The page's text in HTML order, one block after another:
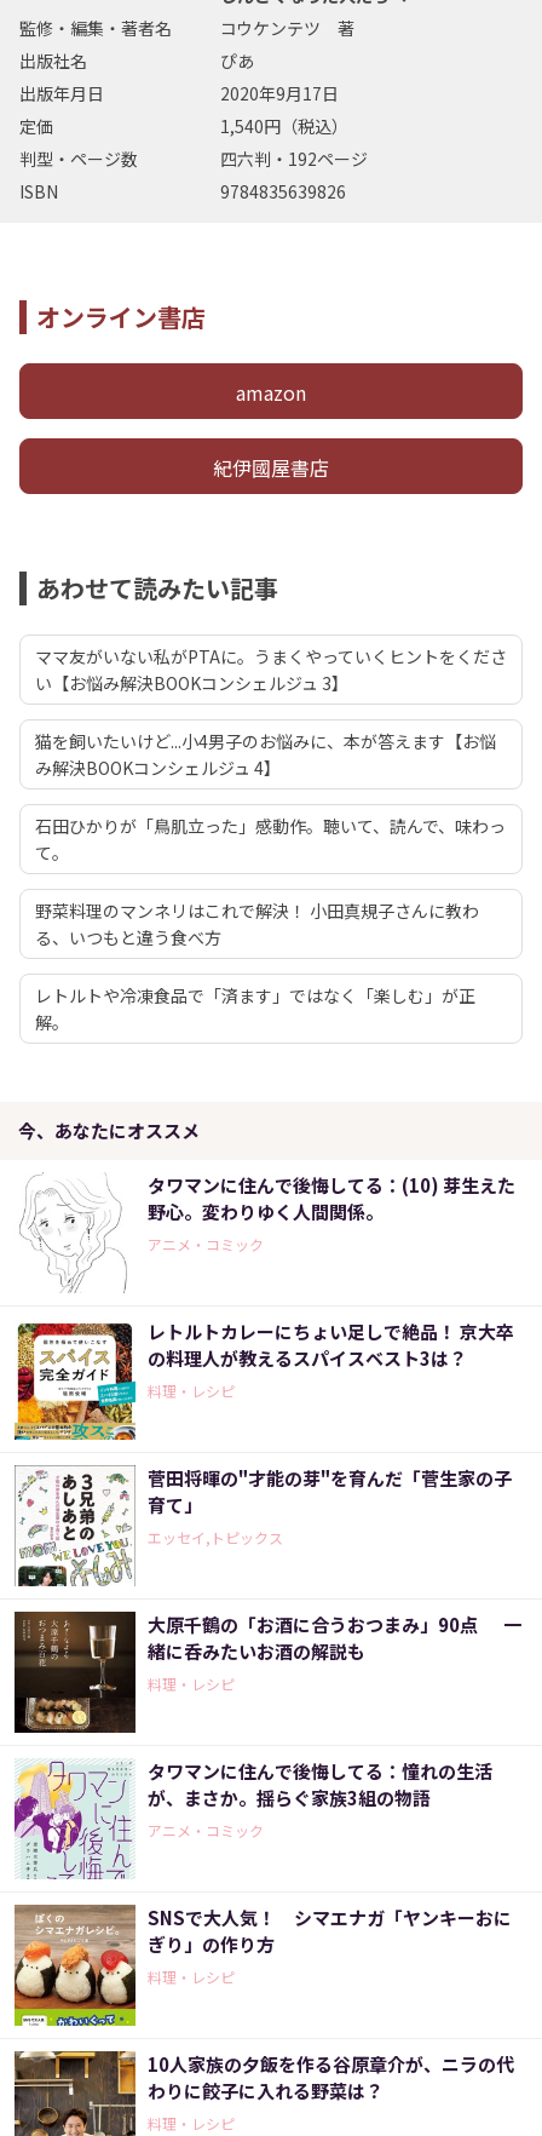
監修・編集・著者名
コウケンテツ 著
出版社名
ぴあ
出版年月日
2020年9月17日
定価
1,540円（税込）
判型・ページ数
四六判・192ページ
ISBN
9784835639826
オンライン書店
amazon
紀伊國屋書店
あわせて読みたい記事
ママ友がいない私がPTAに。うまくやっていくヒントをくださ
い【お悩み解決BOOKコンシェルジュ 3】
猫を飼いたいけど...小4男子のお悩みに、本が答えます【お悩
み解決BOOKコンシェルジュ 4】
石田ひかりが「鳥肌立った」感動作。聴いて、読んで、味わっ
て。
野菜料理のマンネリはこれで解決！ 小田真規子さんに教わ
る、いつもと違う食べ方
レトルトや冷凍食品で「済ます」ではなく「楽しむ」が正
解。
今、あなたにオススメ
タワマンに住んで後悔してる：(10) 芽生えた
野心。変わりゆく人間関係。
アニメ・コミック
レトルトカレーにちょい足しで絶品！ 京大卒
の料理人が教えるスパイスベスト3は？
料理・レシピ
菅田将暉の"才能の芽"を育んだ「菅生家の子
育て」
エッセイ,トピックス
大原千鶴の「お酒に合うおつまみ」90点 一
緒に呑みたいお酒の解説も
料理・レシピ
タワマンに住んで後悔してる：憧れの生活
が、まさか。揺らぐ家族3組の物語
アニメ・コミック
SNSで大人気！ シマエナガ「ヤンキーおに
ぎり」の作り方
料理・レシピ
10人家族の夕飯を作る谷原章介が、ニラの代
わりに餃子に入れる野菜は？
料理・レシピ